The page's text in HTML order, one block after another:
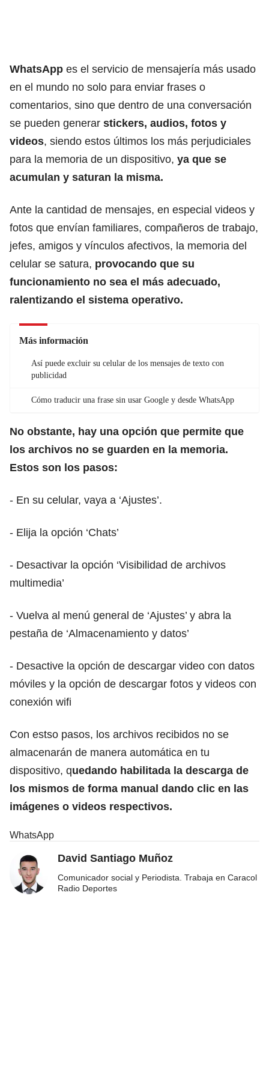
WhatsApp es el servicio de mensajería más usado
en el mundo no solo para enviar frases o
comentarios, sino que dentro de una conversación
se pueden generar stickers, audios, fotos y
videos, siendo estos últimos los más perjudiciales
para la memoria de un dispositivo, ya que se
acumulan y saturan la misma.
Ante la cantidad de mensajes, en especial videos y
fotos que envían familiares, compañeros de trabajo,
jefes, amigos y vínculos afectivos, la memoria del
celular se satura, provocando que su
funcionamiento no sea el más adecuado,
ralentizando el sistema operativo.
Más información
Así puede excluir su celular de los mensajes de texto con
publicidad
Cómo traducir una frase sin usar Google y desde WhatsApp
No obstante, hay una opción que permite que
los archivos no se guarden en la memoria.
Estos son los pasos:
- En su celular, vaya a ‘Ajustes’.
- Elija la opción ‘Chats’
- Desactivar la opción ‘Visibilidad de archivos
multimedia’
- Vuelva al menú general de ‘Ajustes’ y abra la
pestaña de ‘Almacenamiento y datos’
- Desactive la opción de descargar video con datos
móviles y la opción de descargar fotos y videos con
conexión wifi
Con estso pasos, los archivos recibidos no se
almacenarán de manera automática en tu
dispositivo, quedando habilitada la descarga de
los mismos de forma manual dando clic en las
imágenes o videos respectivos.
WhatsApp
David Santiago Muñoz
Comunicador social y Periodista. Trabaja en Caracol
Radio Deportes